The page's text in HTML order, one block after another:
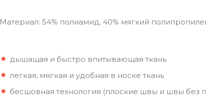
Материал: 54% полиамид, 40% мягкий
дышащая и быстро впитывающая ткань
легкая, мягкая и удобная в носке ткань
бесшовная технология (плоские швы и швы без